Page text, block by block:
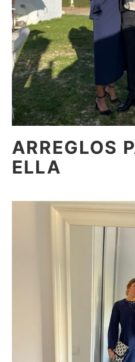
ARREGLOS
ELLA